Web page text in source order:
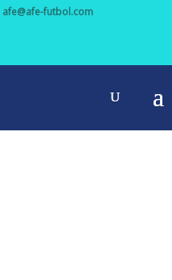
afe@afe-futbol.com